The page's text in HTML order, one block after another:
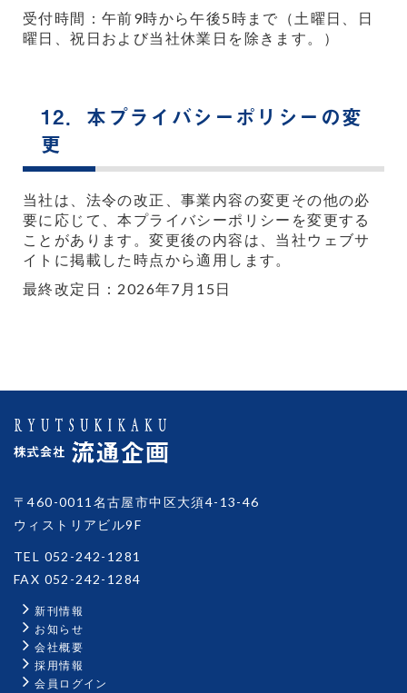
受付時間：午前9時から午後5時まで（土曜日、日
曜日、祝日および当社休業日を除きます。）
12．本プライバシーポリシーの変
更
当社は、法令の改正、事業内容の変更その他の必
要に応じて、本プライバシーポリシーを変更する
ことがあります。変更後の内容は、当社ウェブサ
イトに掲載した時点から適用します。
最終改定日：2026年7月15日
〒460-0011名古屋市中区大須4-13-46
ウィストリアビル9F
TEL 052-242-1281
FAX 052-242-1284
新刊情報
お知らせ
会社概要
採用情報
会員ログイン